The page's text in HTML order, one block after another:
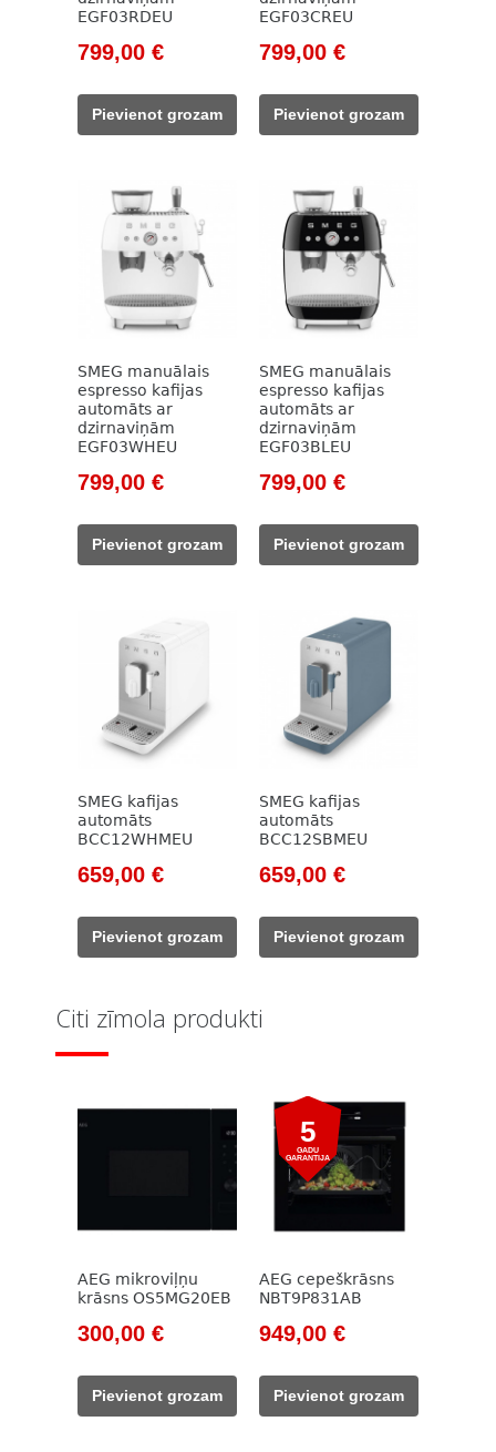
EGF03RDEU
Original
was:
911,00 €.
799,00 €Current
799,00 €.
Pievienot grozam
EGF03CREU
Original
was:
911,00 €.
799,00 €Current
799,00 €.
Pievienot grozam
SMEG manuālais
espresso kafijas
automāts ar
dzirnaviņām
EGF03WHEU
Original
was:
911,00 €.
799,00 €Current
799,00 €.
Pievienot grozam
SMEG manuālais
espresso kafijas
automāts ar
dzirnaviņām
EGF03BLEU
Original
was:
911,00 €.
799,00 €Current
799,00 €.
Pievienot grozam
SMEG kafijas
automāts
BCC12WHMEU
Original
was:
777,00 €.
659,00 €Current
659,00 €.
Pievienot grozam
SMEG kafijas
automāts
BCC12SBMEU
Original
was:
777,00 €.
659,00 €Current
659,00 €.
Pievienot grozam
Citi zīmola produkti
AEG mikroviļņu
krāsns OS5MG20EB
Original
was:
433,00 €.
300,00 €Current
300,00 €.
Pievienot grozam
5
GADU
GARANTIJA
AEG cepeškrāsns
NBT9P831AB
Original
was:
1
949,00 €Current
949,00 €.
Pievienot grozam